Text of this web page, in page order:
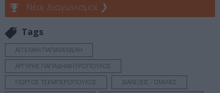
Νέοι Διαγωνισμοί ❯
Tags
ΑΓΓΕΛΙΚΗ ΠΑΠΑΘΕΜΕΛΗ
ΑΡΓΥΡΗΣ ΠΑΠΑΔΗΜΗΤΡΟΠΟΥΛΟΣ
ΓΙΩΡΓΟΣ ΤΣΕΜΠΕΡΟΠΟΥΛΟΣ
ΔΙΑΛΕΞΕΙΣ - ΟΜΙΛΙΕΣ